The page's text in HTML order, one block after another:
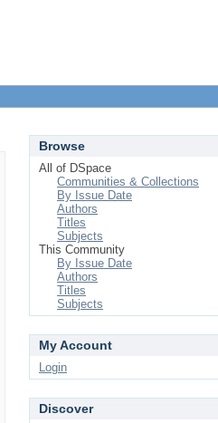
Browse
All of DSpace
Communities & Collections
By Issue Date
Authors
Titles
Subjects
This Community
By Issue Date
Authors
Titles
Subjects
My Account
Login
Discover